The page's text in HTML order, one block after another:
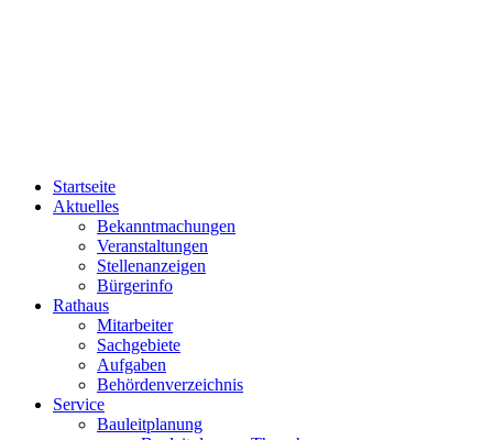
Startseite
Aktuelles
Bekanntmachungen
Veranstaltungen
Stellenanzeigen
Bürgerinfo
Rathaus
Mitarbeiter
Sachgebiete
Aufgaben
Behördenverzeichnis
Service
Bauleitplanung